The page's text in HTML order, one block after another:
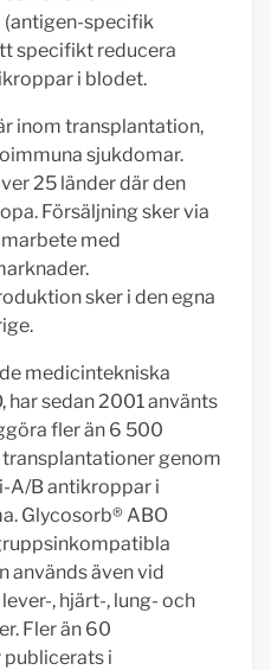
specifik
specifikt reducera
i blodet.
inom transplantation,
sjukdomar.
25 länder där den
Försäljning sker via
med
sker i den egna
medicintekniska
har sedan 2001 använts
fler än 6 500
genom
A/B antikroppar i
Glycosorb® ABO
används även vid
, hjärt-, lung- och
Fler än 60
i